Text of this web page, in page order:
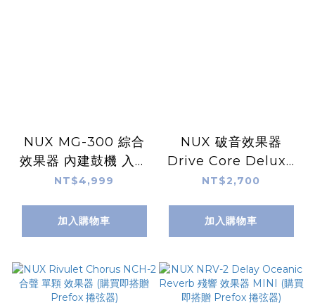
NUX MG-300 綜合
效果器 內建鼓機 入門
推薦 MG300
NT$4,999
加入購物車
NUX 破音效果器
Drive Core Deluxe
電吉他效果器 配件 (購
器)
NT$2,700
加入購物車